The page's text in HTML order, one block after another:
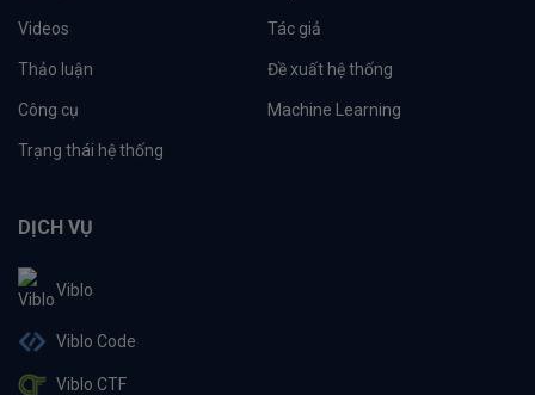
Videos Tác giả
Thảo luận Đề xuất hệ thống
Công cụ Machine Learning
Trạng thái hệ thống
DỊCH VỤ
Viblo
Viblo Code
Viblo CTF